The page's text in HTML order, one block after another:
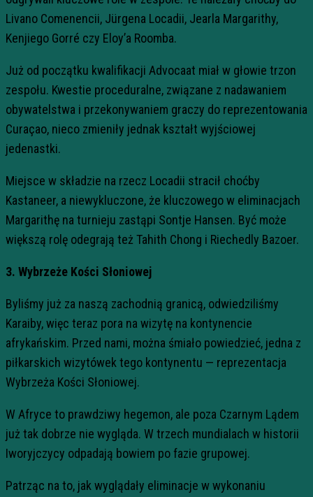
Livano Comenencii, Jürgena Locadii, Jearla Margarithy,
Kenjiego Gorré czy Eloy’a Roomba.
Już od początku kwalifikacji Advocaat miał w głowie trzon
zespołu. Kwestie proceduralne, związane z nadawaniem
obywatelstwa i przekonywaniem graczy do reprezentowania
Curaçao, nieco zmieniły jednak kształt wyjściowej
jedenastki.
Miejsce w składzie na rzecz Locadii stracił choćby
Kastaneer, a niewykluczone, że kluczowego w eliminacjach
Margarithę na turnieju zastąpi Sontje Hansen. Być może
większą rolę odegrają też Tahith Chong i Riechedly Bazoer.
3. Wybrzeże Kości Słoniowej
Byliśmy już za naszą zachodnią granicą, odwiedziliśmy
Karaiby, więc teraz pora na wizytę na kontynencie
afrykańskim. Przed nami, można śmiało powiedzieć, jedna z
piłkarskich wizytówek tego kontynentu — reprezentacja
Wybrzeża Kości Słoniowej.
W Afryce to prawdziwy hegemon, ale poza Czarnym Lądem
już tak dobrze nie wygląda. W trzech mundialach w historii
Iworyjczycy odpadają bowiem po fazie grupowej.
Patrząc na to, jak wyglądały eliminacje w wykonaniu